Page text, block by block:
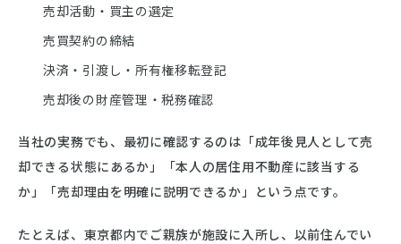
売却活動・買主の選定
売買契約の締結
決済・引渡し・所有権移転登記
売却後の財産管理・税務確認
当社の実務でも、最初に確認するのは「成年後見人として売
却できる状態にあるか」「本人の居住用不動産に該当する
か」「売却理由を明確に説明できるか」という点です。
たとえば、東京都内でご親族が施設に入所し、以前住んでい